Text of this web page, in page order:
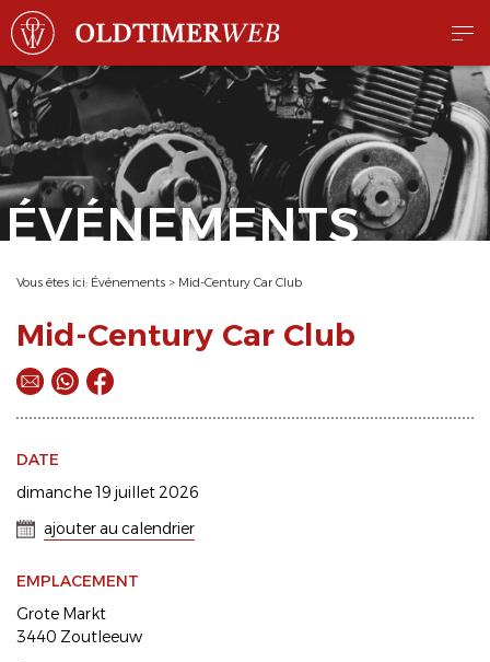
ÉVÉNEMENTS
Vous êtes ici: Événements > Mid-Century Car Club
Mid-Century Car Club
DATE
dimanche 19 juillet 2026
ajouter au calendrier
EMPLACEMENT
Grote Markt
3440 Zoutleeuw